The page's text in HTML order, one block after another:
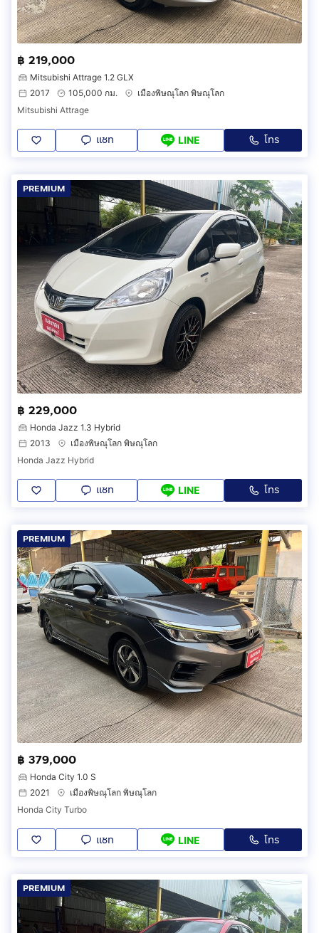
฿ 219,000
Mitsubishi Attrage 1.2 GLX
2017
105,000 กม.
เมืองพิษณุโลก พิษณุโลก
Mitsubishi Attrage
แชท LINE โทร
PREMIUM
฿ 229,000
Honda Jazz 1.3 Hybrid
2013
เมืองพิษณุโลก พิษณุโลก
Honda Jazz Hybrid
แชท LINE โทร
PREMIUM
฿ 379,000
Honda City 1.0 S
2021
เมืองพิษณุโลก พิษณุโลก
Honda City Turbo
แชท LINE โทร
PREMIUM